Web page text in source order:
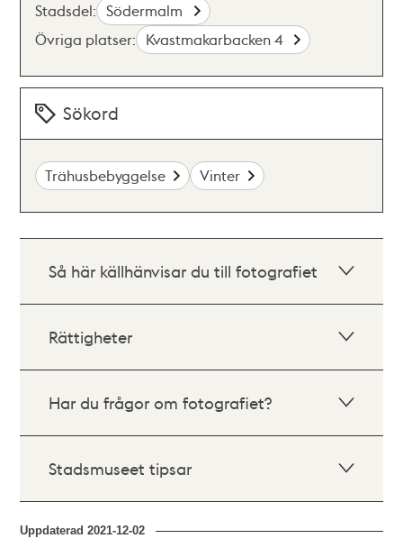
Stadsdel: Södermalm
Övriga platser: Kvastmakarbacken 4
Sökord
Trähusbebyggelse Vinter
Så här källhänvisar du till fotografiet
Rättigheter
Har du frågor om fotografiet?
Stadsmuseet tipsar
Uppdaterad2021-12-02